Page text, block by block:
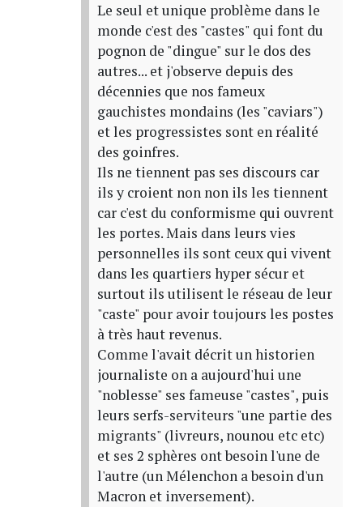
Le seul et unique problème dans le
monde c'est des "castes" qui font du
pognon de "dingue" sur le dos des
autres... et j'observe depuis des
décennies que nos fameux
gauchistes mondains (les "caviars")
et les progressistes sont en réalité
des goinfres.
Ils ne tiennent pas ses discours car
ils y croient non non ils les tiennent
car c'est du conformisme qui ouvrent
les portes. Mais dans leurs vies
personnelles ils sont ceux qui vivent
dans les quartiers hyper sécur et
surtout ils utilisent le réseau de leur
"caste" pour avoir toujours les postes
à très haut revenus.
Comme l'avait décrit un historien
journaliste on a aujourd'hui une
"noblesse" ses fameuse "castes", puis
leurs serfs-serviteurs "une partie des
migrants" (livreurs, nounou etc etc)
et ses 2 sphères ont besoin l'une de
l'autre (un Mélenchon a besoin d'un
Macron et inversement).